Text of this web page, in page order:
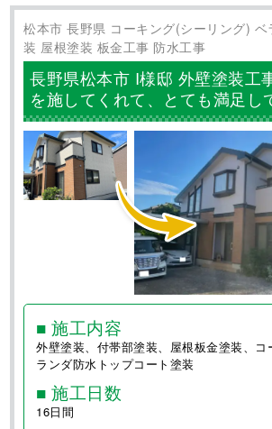
松本市 長野県 コーキング(シーリング) ベランダ防水 外壁塗
装 屋根塗装 板金工事 防水工事
長野県松本市 I様邸 外壁塗装工
を施してくれて、とても満足し
■ 施工内容
外壁塗装、付帯部塗装、屋根板金塗装、コ
ランダ防水トップコート塗装
■ 施工日数
16日間